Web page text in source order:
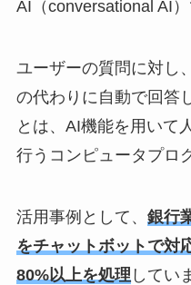
AI（conversational AI）
ユーザーの質問に対し
の代わりに自動で回答
とは、AI機能を用いて
行うコンピュータプロ
活用事例として、 銀行
をチャットボットで対
80%以上を処理 してい